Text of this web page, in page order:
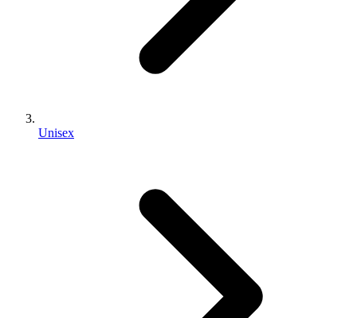
Unisex